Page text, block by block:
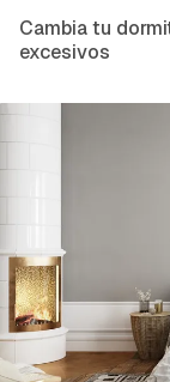
Cambia tu
excesivos